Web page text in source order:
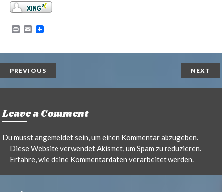
P
n
E
i
PREVIOUS NEXT
Leave a Comment
Du musstangemeldetsein, um einen Kommentar abzugeben.
Diese Website verwendet Akismet, um Spam zu reduzieren.
Erfahre, wie deine Kommentardaten verarbeitet werden.